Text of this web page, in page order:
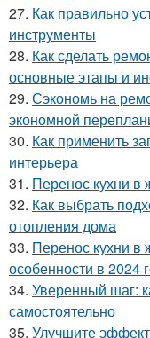
27. Как правильно
инструменты
28. Как сделать
основные этапы и
29. Сэкономь на
экономной
30. Как применить
интерьера
31. Перенос кухни в
32. Как выбрать
отопления дома
33. Перенос кухни в
особенности в 2024
34. Уверенный шаг:
самостоятельно
35. Улучшите